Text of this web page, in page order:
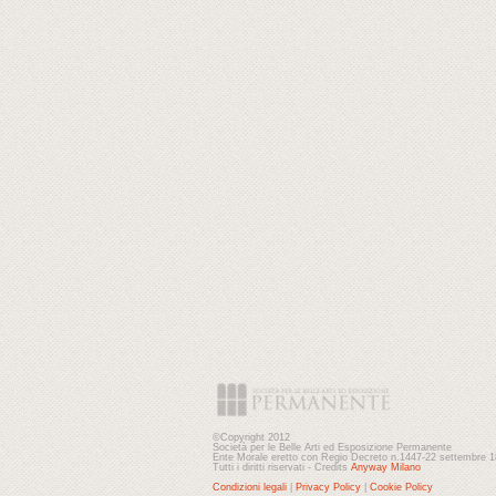
©Copyright 2012
Società per le Belle Arti ed Esposizione Permanente
Ente Morale eretto con Regio Decreto n.1447-22 settembre
Tutti i diritti riservati - Credits Anyway Milano
Condizioni legali
Privacy Policy Cookie Policy